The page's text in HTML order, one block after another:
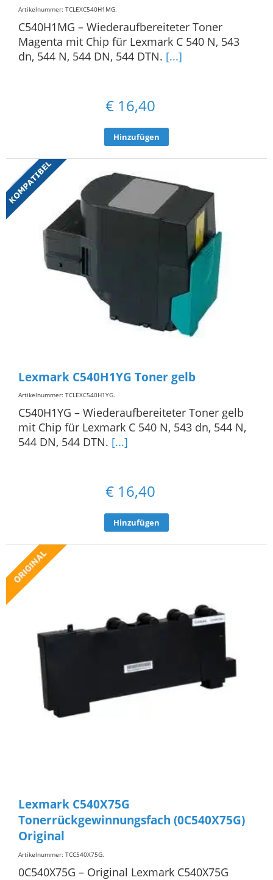
Artikelnummer: TCLEXC540H1MG.
C540H1MG – Wiederaufbereiteter Toner
Magenta mit Chip für Lexmark C 540 N, 543
dn, 544 N, 544 DN, 544 DTN. [...]
€ 16,40
Hinzufügen
Lexmark C540H1YG Toner gelb
Artikelnummer: TCLEXC540H1YG.
C540H1YG – Wiederaufbereiteter Toner gelb
mit Chip für Lexmark C 540 N, 543 dn, 544 N,
544 DN, 544 DTN. [...]
€ 16,40
Hinzufügen
Lexmark C540X75G
Tonerrückgewinnungsfach (0C540X75G)
Original
Artikelnummer: TCC540X75G.
0C540X75G – Original Lexmark C540X75G